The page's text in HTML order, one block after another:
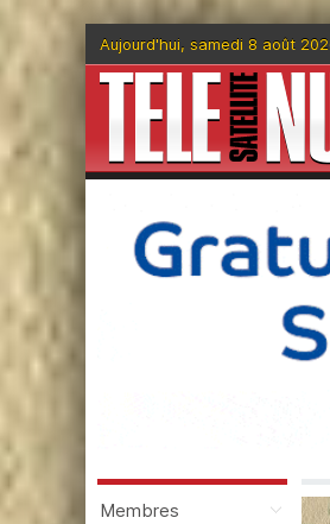
Aujourd'hui, samedi 8 août
Membres